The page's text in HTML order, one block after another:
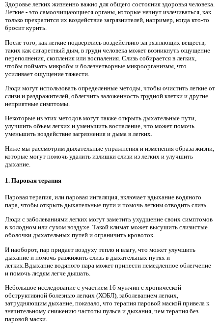
Здоровье легких жизненно важно для общего состояния здоровья человека.
Легкие - это самоочищающиеся органы, которые начнут излечиваться, как
только прекратится их воздействие загрязнителей, например, когда кто-то
бросит курить.
После того, как легкие подверглись воздействию загрязняющих веществ,
таких как сигаретный дым, в груди человека может возникнуть ощущение
переполнения, скопления или воспаления. Слизь собирается в легких,
чтобы поймать микробы и болезнетворные микроорганизмы, что
усиливает ощущение тяжести.
Люди могут использовать определенные методы, чтобы очистить легкие от
слизи и раздражителей, облегчить заложенность грудной клетки и другие
неприятные симптомы.
Некоторые из этих методов могут также открыть дыхательные пути,
улучшить объем легких и уменьшить воспаление, что может помочь
уменьшить воздействие загрязнения и дыма в легких.
Ниже мы рассмотрим дыхательные упражнения и изменения образа жизни,
которые могут помочь удалить излишки слизи из легких и улучшить
дыхание.
1. Паровая терапия
Паровая терапия, или паровая ингаляция, включает вдыхание водяного
пара, чтобы открыть дыхательные пути и помочь легким отводить слизь.
Люди с заболеваниями легких могут заметить ухудшение своих симптомов
в холодном или сухом воздухе. Такой климат может высушить слизистые
оболочки дыхательных путей и ограничить кровоток.
И наоборот, пар придает воздуху тепло и влагу, что может улучшить
дыхание и помочь разжижить слизь в дыхательных путях и
легких.Вдыхание водяного пара может принести немедленное облегчение
и помочь людям легче дышать.
Небольшое исследование с участием 16 мужчин с хронической
обструктивной болезнью легких (ХОБЛ), заболеванием легких,
затрудняющим дыхание, показало, что терапия паровой маской привела к
значительному снижению частоты пульса и дыхания, чем терапия без
паровой маски.